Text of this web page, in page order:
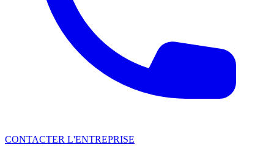
CONTACTER L'ENTREPRISE